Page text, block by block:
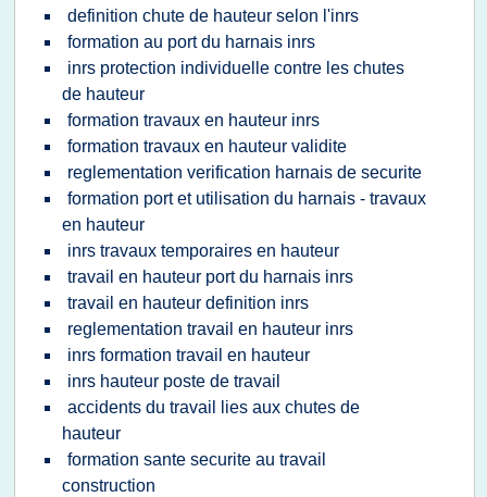
definition chute de hauteur selon l'inrs
formation au port du harnais inrs
inrs protection individuelle contre les chutes
de hauteur
formation travaux en hauteur inrs
formation travaux en hauteur validite
reglementation verification harnais de securite
formation port et utilisation du harnais - travaux
en hauteur
inrs travaux temporaires en hauteur
travail en hauteur port du harnais inrs
travail en hauteur definition inrs
reglementation travail en hauteur inrs
inrs formation travail en hauteur
inrs hauteur poste de travail
accidents du travail lies aux chutes de
hauteur
formation sante securite au travail
construction